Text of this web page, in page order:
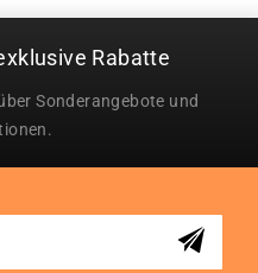
Rabatte
Sonderangebote und